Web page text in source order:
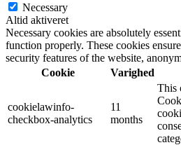
Necessary
Altid aktiveret
Necessary cookies are absolutely
function properly. These cookies
security features of the website,
Cookie
Varighed
cookielawinfo-
checkbox-analytics
11
months
This